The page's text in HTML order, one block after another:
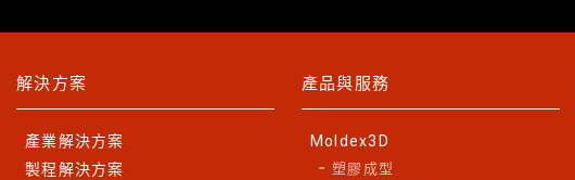
解決方案
產業解決方案
製程解決方案
產品與服務
Moldex3D
塑膠成型